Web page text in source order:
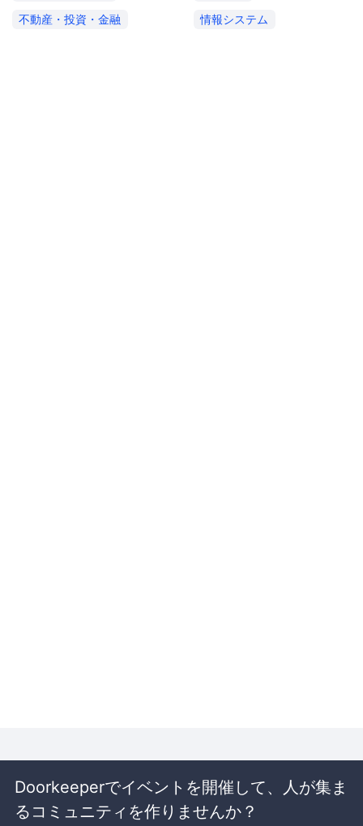
不動産・投資・金融
情報システム
Doorkeeperでイベントを開催して、人が集ま
るコミュニティを作りませんか？